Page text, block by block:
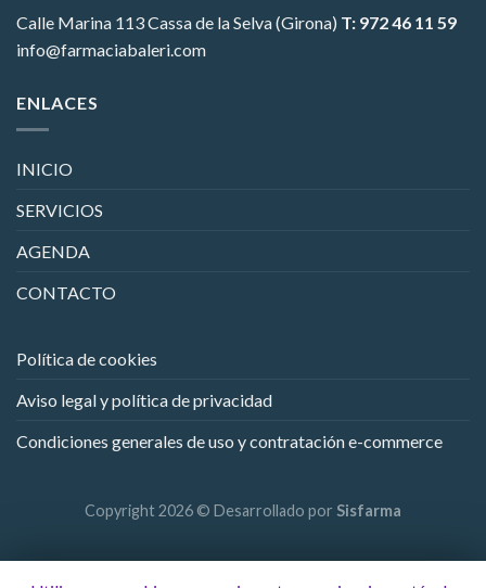
Calle Marina 113Cassa de la Selva (Girona) T: 972 46 11 59
info@farmaciabaleri.com
ENLACES
INICIO
SERVICIOS
AGENDA
CONTACTO
Política de cookies
Aviso legal y política de privacidad
Condiciones generales de uso y contratación e-commerce
Copyright 2026 © Desarrollado por Sisfarma